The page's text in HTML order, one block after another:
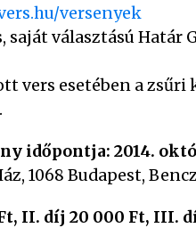
versenyek
saját választású Határ
vers esetében a
időpontja: 2014.
1068 Budapest,
II. díj 20 000 Ft, III.